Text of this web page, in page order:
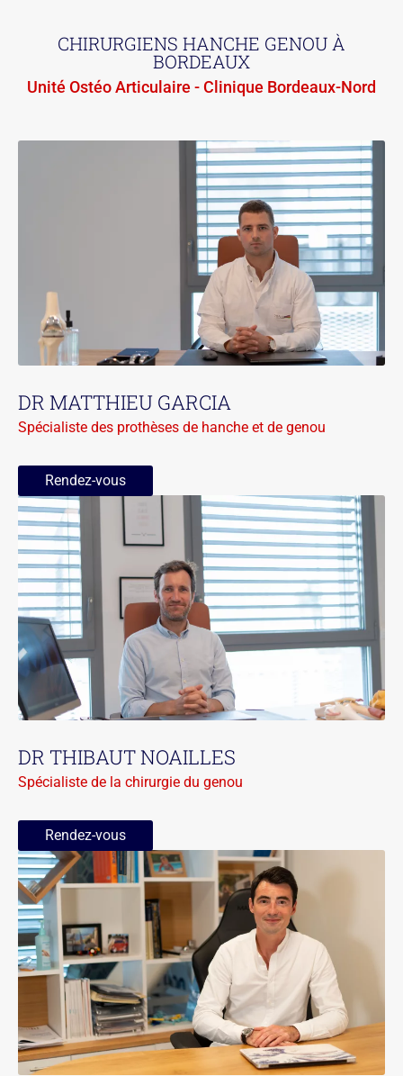
CHIRURGIENS HANCHE GENOU À
BORDEAUX
Unité Ostéo Articulaire - Clinique Bordeaux-Nord
DR MATTHIEU GARCIA
Spécialiste des prothèses de hanche et de genou
Rendez-vous
DR THIBAUT NOAILLES
Spécialiste de la chirurgie du genou
Rendez-vous